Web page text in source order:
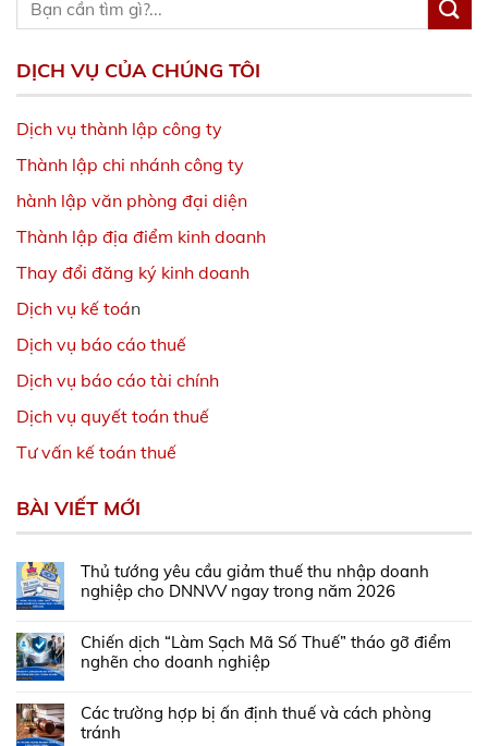
DỊCH VỤ CỦA CHÚNG TÔI
Dịch vụ thành lập công ty
Thành lập chi nhánh công ty
hành lập văn phòng đại diện
Thành lập địa điểm kinh doanh
Thay đổi đăng ký kinh doanh
Dịch vụ kế toán
Dịch vụ báo cáo thuế
Dịch vụ báo cáo tài chính
Dịch vụ quyết toán thuế
Tư vấn kế toán thuế
BÀI VIẾT MỚI
Thủ tướng yêu cầu giảm thuế thu nhập doanh
nghiệp cho DNNVV ngay trong năm 2026
Chiến dịch “Làm Sạch Mã Số Thuế” tháo gỡ điểm
nghẽn cho doanh nghiệp
Các trường hợp bị ấn định thuế và cách phòng
tránh